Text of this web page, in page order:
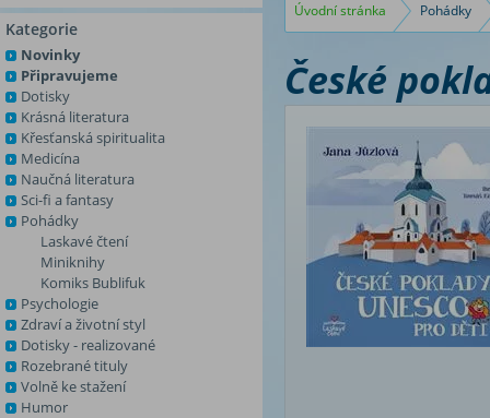
Kategorie
Novinky
Připravujeme
Dotisky
Krásná literatura
Křesťanská spiritualita
Medicína
Naučná literatura
Sci-fi a fantasy
Pohádky
Laskavé čtení
Miniknihy
Komiks Bublifuk
Psychologie
Zdraví a životní styl
Dotisky - realizované
Rozebrané tituly
Volně ke stažení
Humor
Úvodní stránka Pohádky
České